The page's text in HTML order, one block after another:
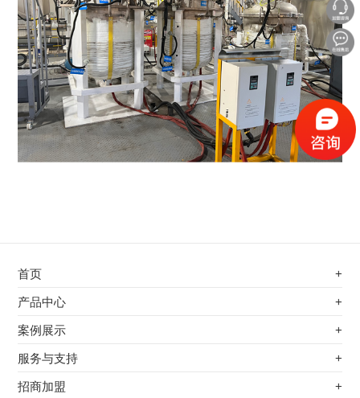
首页 +
不锈钢专用电磁加热器
电磁蒸汽发生器
产品中心 +
不锈钢专用电磁加热器
电磁蒸汽发生器
案例展示 +
最新案例
其他应用
服务与支持 +
服务覆盖网络
招商加盟 +